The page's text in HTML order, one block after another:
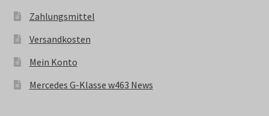
Zahlungsmittel
Versandkosten
Mein Konto
Mercedes G-Klasse w463 News